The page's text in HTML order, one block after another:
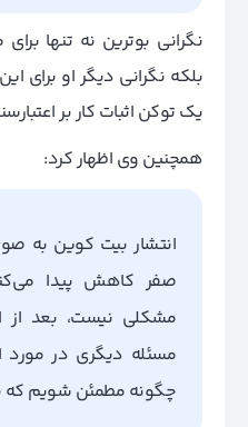
نگرانی بوترین نه تنها
بلکه نگرانی دیگر او برای
یک توکن اثبات کار بر
همچنین وی اظهار کرد:
انتشار بیت کوین به
صفر کاهش پیدا
مشکلی نیست، بعد از
مسئله دیگری در
چگونه مطمئن شویم که